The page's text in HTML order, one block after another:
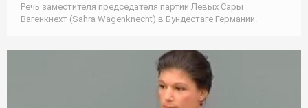
Речь заместителя председателя партии Левых Сары
Вагенкнехт (Sahra Wagenknecht) в Бундестаге Германии.